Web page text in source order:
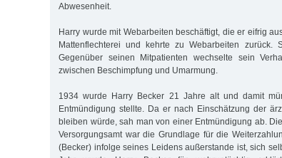
Abwesenheit.
Harry wurde mit Webarbeiten beschäftigt, die er eifrig
Mattenflechterei und kehrte zu Webarbeiten zurück.
Gegenüber seinen Mitpatienten wechselte sein
zwischen Beschimpfung und Umarmung.
1934 wurde Harry Becker 21 Jahre alt und damit
Entmündigung stellte. Da er nach Einschätzung der
bleiben würde, sah man von einer Entmündigung ab.
Versorgungsamt war die Grundlage für die
(Becker) infolge seines Leidens außerstande ist, sich